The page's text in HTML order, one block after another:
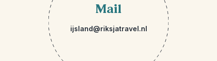
Mail
ijsland@riksjatravel.nl